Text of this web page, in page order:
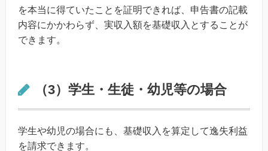
を本当に得ていたことを証明できれば、申告書の記載
内容にかかわらず、実収入額を基礎収入とすることが
できます。
（3）学生・生徒・幼児等の場合
学生や幼児の場合にも、基礎収入を算定して逸失利益
を請求できます。